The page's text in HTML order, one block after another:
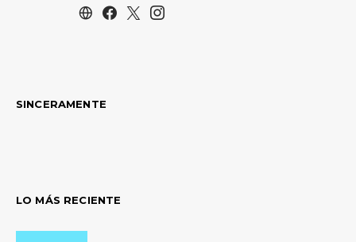
SINCERAMENTE
LO MÁS RECIENTE